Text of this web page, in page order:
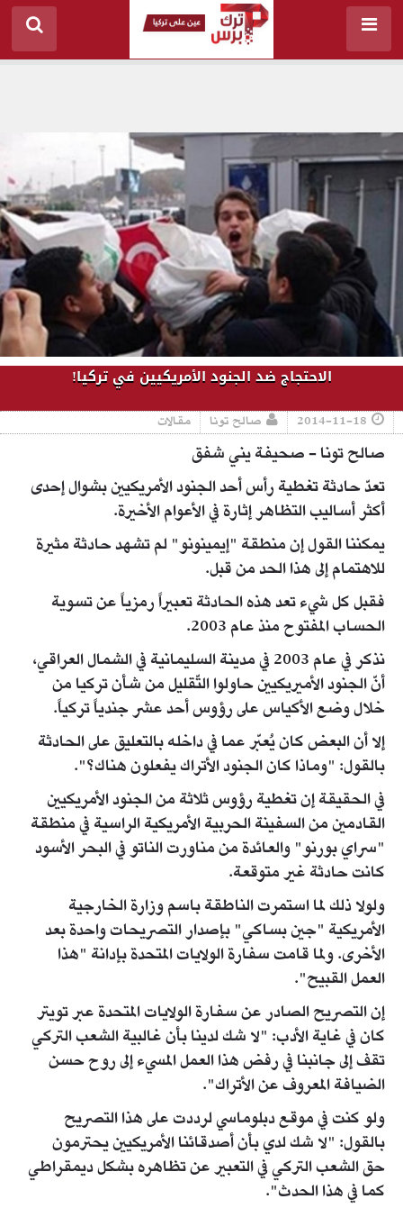
الاحتجاج ضد الجنود الأمريكيين في تركيا!
2014-11-18 صالح تونا مقالات
صالح تونا - صحيفة يني شفق
تعدّ حادثة تغطية رأس أحد الجنود الأمريكيين بشوال إحدى
أكثر أساليب التظاهر إثارة في الأعوام الأخيرة.
يمكننا القول إن منطقة "إيمينونو" لم تشهد حادثة مثيرة
للاهتمام إلى هذا الحد من قبل.
فقبل كل شيء تعد هذه الحادثة تعبيراً رمزياً عن تسوية
الحساب المفتوح منذ عام 2003.
نذكر في عام 2003 في مدينة السليمانية في الشمال العراقي،
أنّ الجنود الأميريكيين حاولوا التّقليل من شأن تركيا من
خلال وضع الأكياس على رؤوس أحد عشر جندياً تركياً.
إلا أن البعض كان يُعبّر عما في داخله بالتعليق على الحادثة
بالقول: "وماذا كان الجنود الأتراك يفعلون هناك؟".
في الحقيقة إن تغطية رؤوس ثلاثة من الجنود الأمريكيين
القادمين من السفينة الحربية الأمريكية الراسية في منطقة
"سراي بورنو" والعائدة من مناورت الناتو في البحر الأسود
كانت حادثة غير متوقعة.
ولولا ذلك لما استمرت الناطقة باسم وزارة الخارجية
الأمريكية "جين بساكي" بإصدار التصريحات واحدة بعد
الأخرى. ولما قامت سفارة الولايات المتحدة بإدانة "هذا
العمل القبيح".
إن التصريح الصادر عن سفارة الولايات المتحدة عبر تويتر
كان في غاية الأدب: "لا شك لدينا بأن غالبية الشعب التركي
تقف إلى جانبنا في رفض هذا العمل المسيء إلى روح حسن
الضيافة المعروف عن الأتراك".
ولو كنت في موقع دبلوماسي لرددت على هذا التصريح
بالقول: "لا شك لدي بأن أصدقائنا الأمريكيين يحترمون
حق الشعب التركي في التعبير عن تظاهره بشكل ديمقراطي
كما في هذا الحدث".